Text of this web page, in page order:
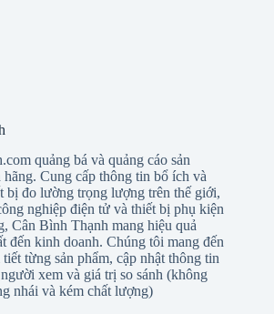
quảng bá và quảng cáo sản
Cung cấp thông tin bổ ích và
bị đo lường trọng lượng trên thế giới,
nghiệp điện tử và thiết bị phụ kiện
Cân Bình Thạnh mang hiệu quả
đến kinh doanh. Chúng tôi mang đến
từng sản phẩm, cập nhật thông tin
xem và giá trị so sánh (không
nhái và kém chất lượng)